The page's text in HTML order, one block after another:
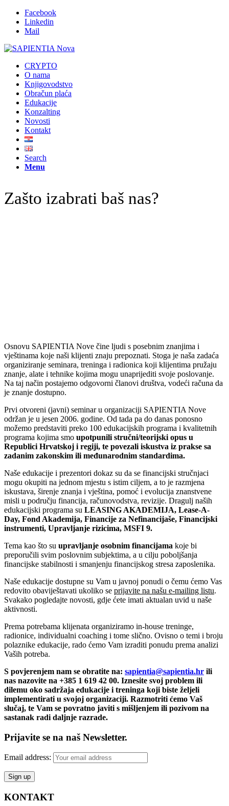
Facebook
Linkedin
Mail
CRYPTO
O nama
Knjigovodstvo
Obračun plaća
Edukacije
Konzalting
Novosti
Kontakt
Search
Menu
Zašto izabrati baš nas?
Osnovu SAPIENTIA Nove čine ljudi s posebnim znanjima i
vještinama koje naši klijenti znaju prepoznati. Stoga je naša zadaća
organiziranje seminara, treninga i radionica koji klijentima pružaju
znanje, alate i tehnike kojima mogu unaprijediti svoje poslovanje.
Na taj način postajemo odgovorni članovi društva, vodeći računa da
je znanje dostupno.
Prvi otvoreni (javni) seminar u organizaciji SAPIENTIA Nove
održan je u jesen 2006. godine. Od tada pa do danas ponosno
možemo predstaviti preko 100 edukacijskih programa i kvalitetnih
programa kojima smo upotpunili stručni/teorijski opus u
Republici Hrvatskoj i regiji, te povezali iskustva iz prakse sa
zadanim zakonskim ili međunarodnim standardima.
Naše edukacije i prezentori dokaz su da se financijski stručnjaci
mogu okupiti na jednom mjestu s istim ciljem, a to je razmjena
iskustava, širenje znanja i vještina, pomoć i evolucija znanstvene
misli u području financija, računovodstva, revizije. Dragulj naših
edukacijski programa su LEASING AKADEMIJA, Lease-A-
Day, Fond Akademija, Financije za Nefinancijaše, Financijski
instrumenti, Upravljanje rizicima, MSFI 9.
Tema kao što su upravljanje osobnim financijama koje bi
preporučili svim poslovnim subjektima, a u cilju poboljšanja
financijske stabilnosti i smanjenju financijskog stresa zaposlenika.
Naše edukacije dostupne su Vam u javnoj ponudi o čemu ćemo Vas
redovito obaviještavati ukoliko se prijavite na našu e-mailing listu.
Svakako pogledajte novosti, gdje ćete imati aktualan uvid u naše
aktivnosti.
Prema potrebama klijenata organiziramo in-house treninge,
radionice, individualni coaching i tome slično. Ovisno o temi i broju
polaznike edukacije, rado ćemo Vam izraditi ponudu prema analizi
Vaših potreba.
S povjerenjem nam se obratite na: sapientia@sapientia.hr ili
nas nazovite na +385 1 619 42 00. Iznesite svoj problem ili
dilemu oko sadržaja edukacije i treninga koji biste željeli
implementirati u svojoj organizaciji. Razmotriti ćemo Vaš
slučaj, te Vam se povratno javiti s mišljenjem ili pozivom na
sastanak radi daljnje razrade.
Prijavite se na naš Newsletter.
Email address:
KONTAKT